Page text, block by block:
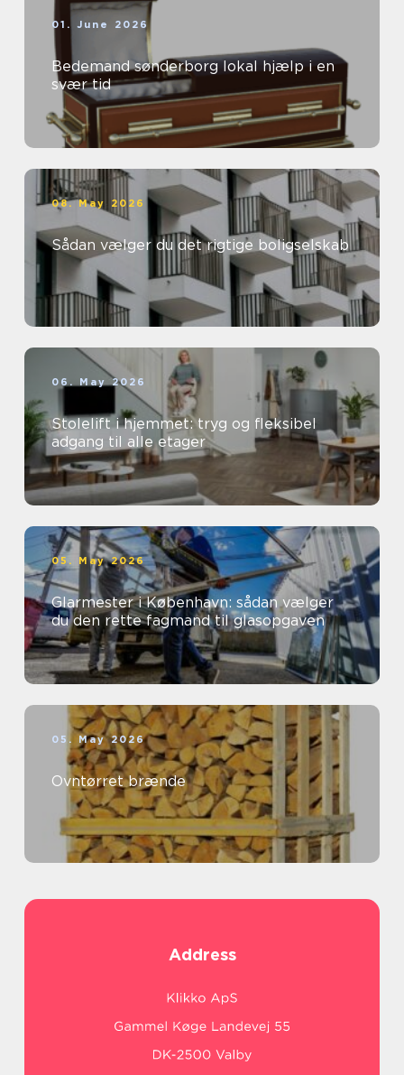
01. June 2026
Bedemand sønderborg lokal hjælp i en
svær tid
08. May 2026
Sådan vælger du det rigtige boligselskab
06. May 2026
Stolelift i hjemmet: tryg og fleksibel
adgang til alle etager
05. May 2026
Glarmester i København: sådan vælger
du den rette fagmand til glasopgaven
05. May 2026
Ovntørret brænde
Address